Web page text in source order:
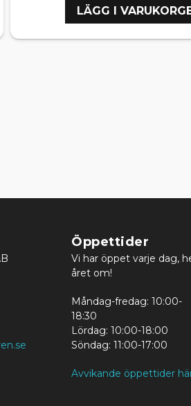
LÄGG I
Öppettider
Vi har öppet varje dag,
året om!
Måndag-fredag: 10:00-
18:30
Lördag: 10:00-18:00
Söndag: 11:00-17:00
Avvikande öppettider